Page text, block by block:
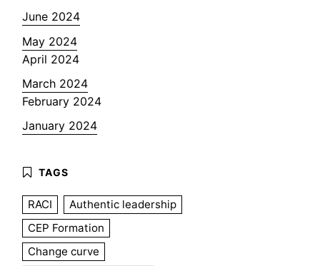
June 2024
May 2024
April 2024
March 2024
February 2024
January 2024
RACI
Authentic leadership
CEP Formation
Change curve